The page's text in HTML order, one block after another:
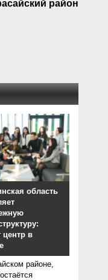
район
область
центр в
районе,